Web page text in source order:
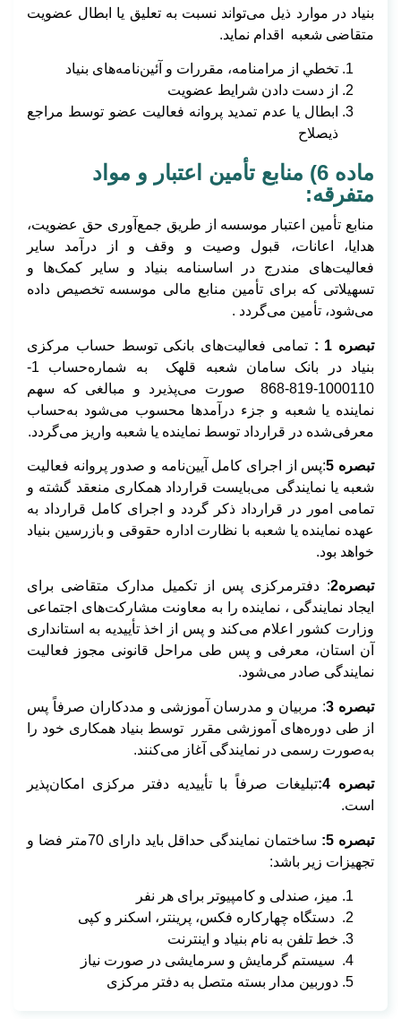
بنیاد در موارد ذيل می‌تواند نسبت به تعليق يا ابطال عضويت
متقاضی شعبه اقدام نمايد.
تخطي از مرامنامه، مقررات و آئین‌نامه‌های بنیاد
از دست دادن شرايط عضويت
ابطال یا عدم تمديد پروانه فعاليت عضو توسط مراجع
ذيصلاح
ماده 6) منابع تأمین اعتبار و مواد
متفرقه:
منابع تأمین اعتبار موسسه از طریق جمع‌آوری حق عضویت،
هدایا، اعانات، قبول وصیت و وقف و از درآمد سایر
فعالیت‌های مندرج در اساسنامه بنیاد و سایر کمک‌ها و
تسهیلاتی که برای تأمین منابع مالی موسسه تخصیص داده
می‌شود، تأمین می‌گردد .
تبصره 1 :
تمامی فعالیت‌های بانکی توسط حساب مرکزی
بنیاد در بانک سامان شعبه قلهک به شماره‌حساب 1-
1000110-819-868 صورت می‌پذیرد و مبالغی که سهم
نماینده یا شعبه و جزء درآمدها محسوب می‌شود به‌حساب
معرفی‌شده در قرارداد توسط نماینده یا شعبه واریز می‌گردد.
تبصره 5
:پس از اجرای کامل آیین‌نامه و صدور پروانه فعالیت
شعبه یا نمایندگی می‌بایست قرارداد همکاری منعقد گشته و
تمامی امور در قرارداد ذکر گردد و اجرای کامل قرارداد به
عهده نماینده یا شعبه با نظارت اداره حقوقی و بازرسین بنیاد
خواهد بود.
تبصره2
: دفترمرکزی پس از تکمیل مدارک متقاضی برای
ایجاد نمایندگی ، نماینده را به معاونت مشارکت‌های اجتماعی
وزارت کشور اعلام می‌کند و پس از اخذ تأییدیه به استانداری
آن استان، معرفی و پس طی مراحل قانونی مجوز فعالیت
نمایندگی صادر می‌شود.
تبصره 3
: مربیان و مدرسان آموزشی و مددکاران صرفاً پس
از طی دوره‌های آموزشی مقرر توسط بنیاد همکاری خود را
به‌صورت رسمی در نمایندگی آغاز می‌کنند.
تبصره 4:
تبلیغات صرفاً با تأییدیه دفتر مرکزی امکان‌پذیر
است.
تبصره 5:
ساختمان نمایندگی حداقل باید دارای 70متر فضا و
تجهیزات زیر باشد:
میز، صندلی و کامپیوتر برای هر نفر
دستگاه چهارکاره فکس، پرینتر، اسکنر و کپی
خط تلفن به نام بنیاد و اینترنت
سیستم گرمایش و سرمایشی در صورت نیاز
دوربین مدار بسته متصل به دفتر مرکزی